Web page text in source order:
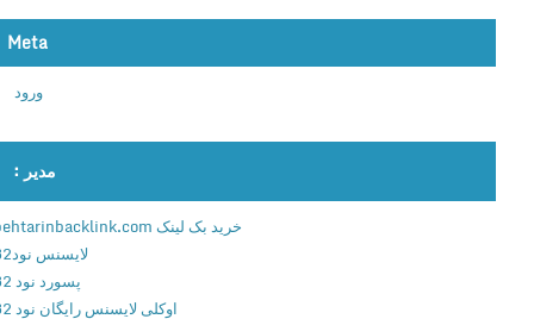
ی
پ
ر
ف
ه
Meta
مدیر :
خرید بک لینک behtarinbacklink.com
لایسنس نود32
پسورد نود 32
اوکلی لایسنس رایگان نود 32